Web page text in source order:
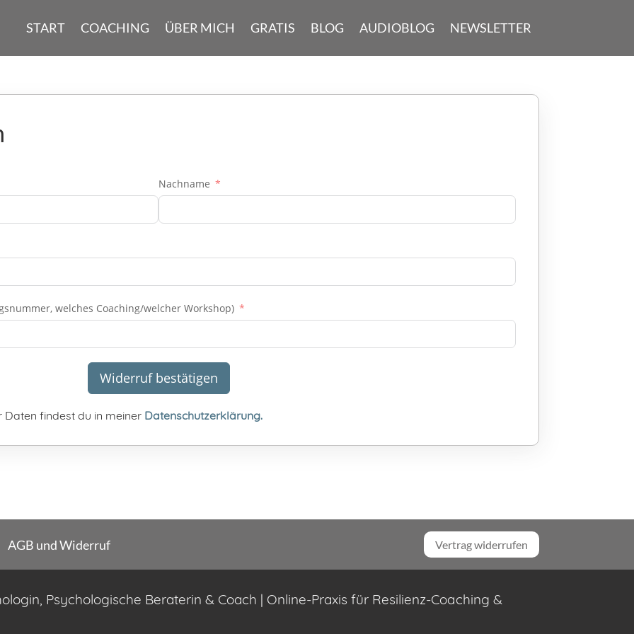
START COACHING ÜBER MICH GRATIS BLOG AUDIOBLOG NEWSLETTER
Nachname
welches Coaching/welcher Workshop)
Widerruf bestätigen
findest du in meiner Datenschutzerklärung.
AGB und Widerruf Vertrag widerrufen
Psychologische Beraterin & Coach | Online-Praxis für Resilienz-Coaching &